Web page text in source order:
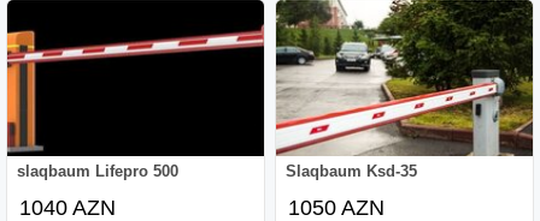
slaqbaum Lifepro 500
1040 AZN
Slaqbaum Ksd-35
1050 AZN